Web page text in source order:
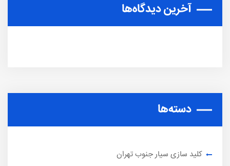
آخرین دیدگاه‌ها
دسته‌ها
کلید سازی سیار جنوب تهران